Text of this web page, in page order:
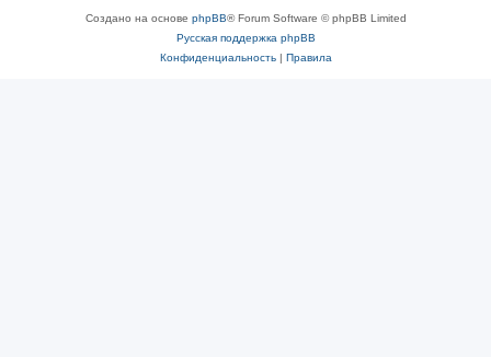
Создано на основе phpBB® Forum Software © phpBB Limited
Русская поддержка phpBB
Конфиденциальность| Правила